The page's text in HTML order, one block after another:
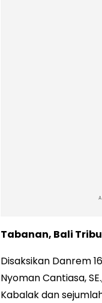
Tabanan, Bali
Disaksikan Danrem
Nyoman Cantiasa,
Kabalak dan